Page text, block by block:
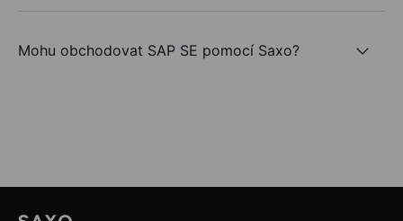
Mohu obchodovat SAP SE pomocí Saxo?